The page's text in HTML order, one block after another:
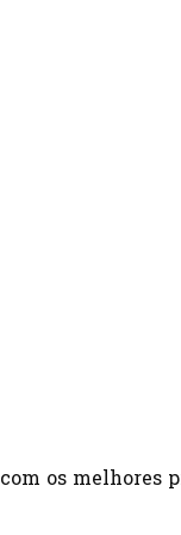
com os melhores